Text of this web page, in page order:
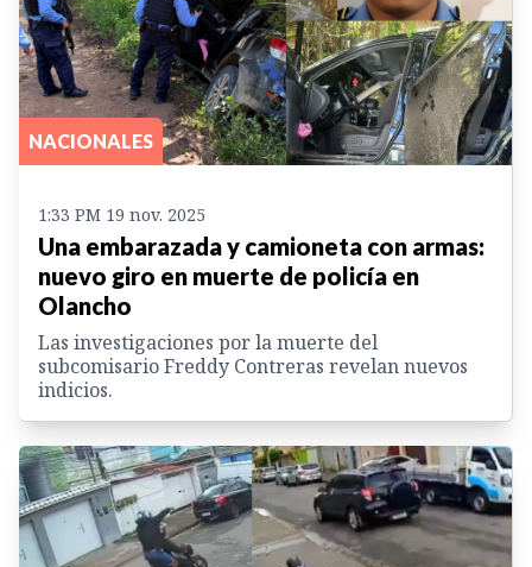
NACIONALES
1:33 PM 19 nov. 2025
Una embarazada y camioneta con armas:
nuevo giro en muerte de policía en
Olancho
Las investigaciones por la muerte del
subcomisario Freddy Contreras revelan nuevos
indicios.